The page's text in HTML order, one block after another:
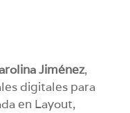
Jiménez,
digitales para
en Layout,